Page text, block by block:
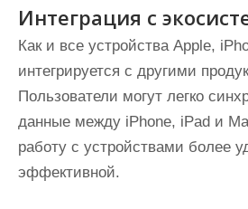
Интеграция с
Как и все устройства Apple,
интегрируется с другими
Пользователи могут легко
данные между iPhone, iPad и
работу с устройствами более
эффективной.